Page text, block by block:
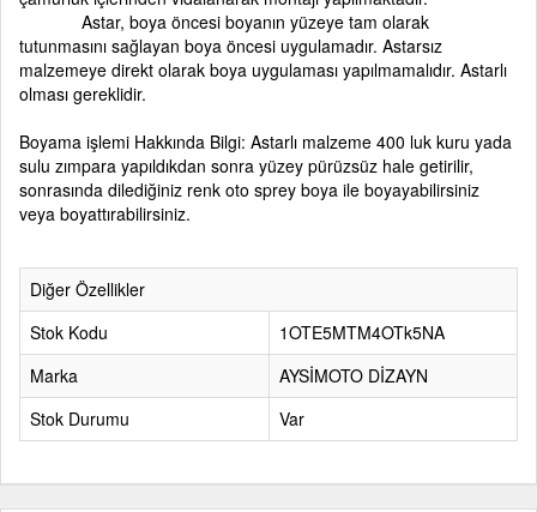
Astar, boya öncesi boyanın yüzeye tam olarak
tutunmasını sağlayan boya öncesi uygulamadır. Astarsız
malzemeye direkt olarak boya uygulaması yapılmamalıdır. Astarlı
olması gereklidir.
Boyama işlemi Hakkında Bilgi: Astarlı malzeme 400 luk kuru yada
sulu zımpara yapıldıkdan sonra yüzey pürüzsüz hale getirilir,
sonrasında dilediğiniz renk oto sprey boya ile boyayabilirsiniz
veya boyattırabilirsiniz.
Diğer Özellikler
Stok Kodu
1OTE5MTM4OTk5NA
Marka
AYSİMOTO DİZAYN
Stok Durumu
Var